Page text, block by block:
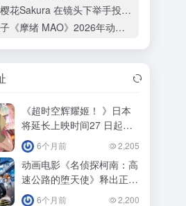
在镜头下举手投足都散发热辣的魅力！
摩绪 MAO》2026年动画化确定！
《超时空辉耀姬！ 》日本
将延长上映时间27 日起追
加「ray 超时空辉耀姬！
6个月前 2,205
动画电影《名侦探柯南：高
速公路的堕天使》释出正式
预告影！
6个月前 2,200